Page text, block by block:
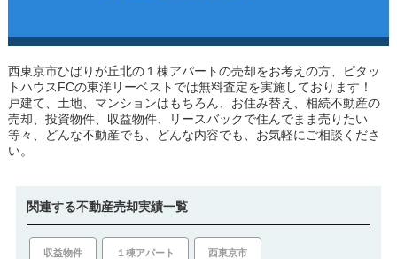
西東京市ひばりが丘北の１棟アパートの売却をお考えの方、ピタッ
トハウスFCの東洋リーベストでは無料査定を実施しております！
戸建て、土地、マンションはもちろん、お住み替え、相続不動産の
売却、投資物件、収益物件、リースバックで住んでまま売りたい
等々、どんな不動産でも、どんな内容でも、お気軽にご相談くださ
い。
関連する不動産売却実績一覧
収益物件 １棟アパート 西東京市